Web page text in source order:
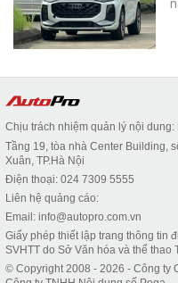
Chịu trách nhiệm quản lý nội dung:
Tầng 19, tòa nhà Center Building,
Xuân, TP.Hà Nội
Điện thoại: 024 7309 5555
Liên hệ quảng cáo:
Email: info@autopro.com.vn
Giấy phép thiết lập trang thông tin
SVHTT do Sở Văn hóa và thể thao
© Copyright 2008 - 2026 - Công ty